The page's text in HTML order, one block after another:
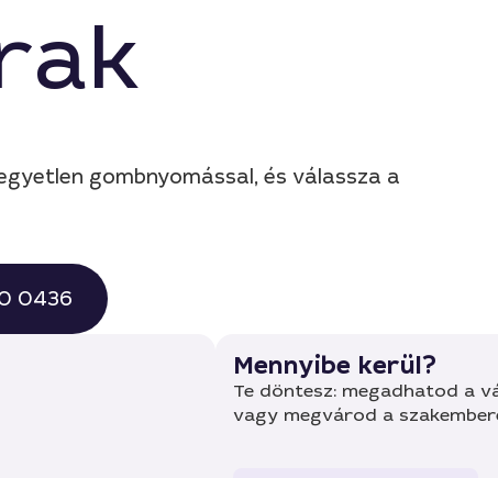
gombnyomással, és válassza a
0436
Mennyibe kerül?
Te döntesz: megadhatod a
vagy megvárod a